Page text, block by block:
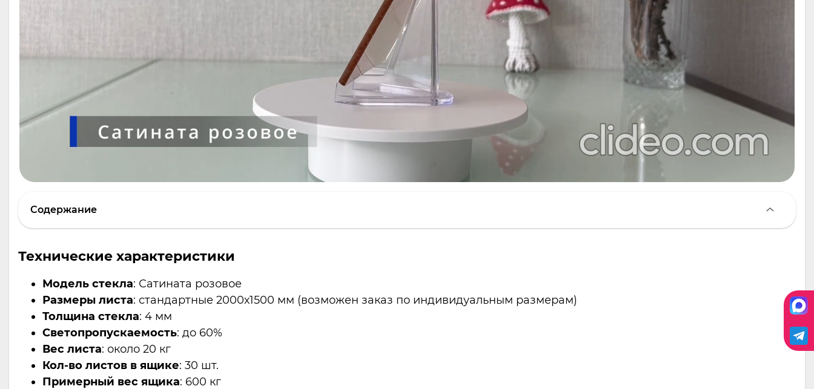
Содержание
Технические характеристики
Модель стекла: Сатината розовое
Размеры листа: стандартные 2000х1500 мм (возможен заказ по индивидуальным размерам)
Толщина стекла: 4 мм
Светопропускаемость: до 60%
Вес листа: около 20 кг
Кол-во листов в ящике: 30 шт.
Примерный вес ящика: 600 кг